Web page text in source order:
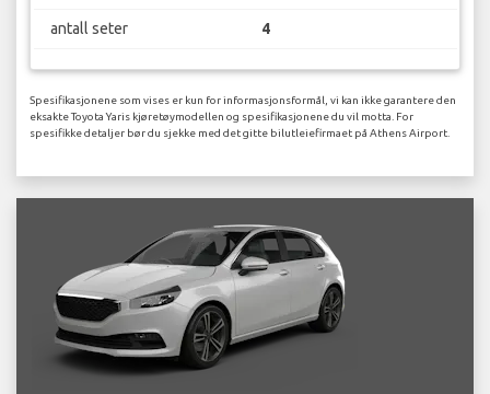
antall seter 4
Spesifikasjonene som vises er kun for informasjonsformål, vi kan ikke garantere den
eksakte Toyota Yaris kjøretøymodellen og spesifikasjonene du vil motta. For
spesifikke detaljer bør du sjekke med det gitte bilutleiefirmaet på Athens Airport.